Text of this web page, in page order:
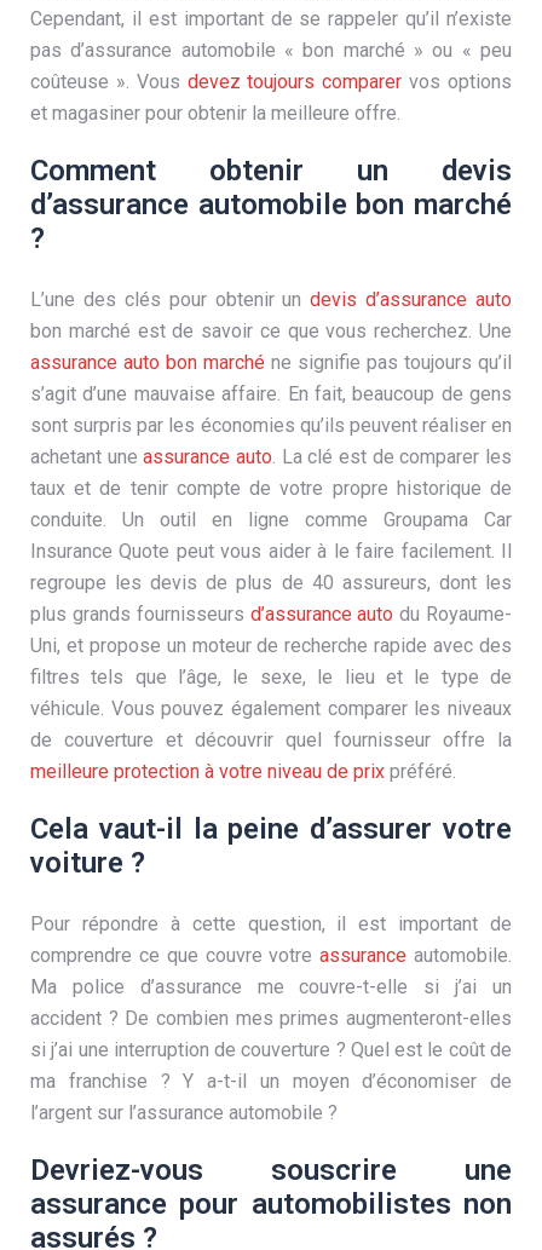
Cependant, il est important de se rappeler qu’il n’existe
pas d’assurance automobile « bon marché » ou « peu
coûteuse ». Vous devez toujours comparer vos options
et magasiner pour obtenir la meilleure offre.
Comment obtenir un devis
d’assurance automobile bon marché
?
L’une des clés pour obtenir undevis d’assurance auto
bon marché est de savoir ce que vous recherchez. Une
assurance auto bon marché ne signifie pas toujours qu’il
s’agit d’une mauvaise affaire. En fait, beaucoup de gens
sont surpris par les économies qu’ils peuvent réaliser en
achetant uneassurance auto. La clé est de comparer les
taux et de tenir compte de votre propre historique de
conduite. Un outil en ligne comme Groupama Car
Insurance Quote peut vous aider à le faire facilement. Il
regroupe les devis de plus de 40 assureurs, dont les
plus grands fournisseurs d’assurance auto du Royaume-
Uni, et propose un moteur de recherche rapide avec des
filtres tels que l’âge, le sexe, le lieu et le type de
véhicule. Vous pouvez également comparer les niveaux
de couverture et découvrir quel fournisseur offre la
meilleure protection à votre niveau de prix préféré.
Cela vaut-il la peine d’assurer votre
voiture ?
Pour répondre à cette question, il est important de
comprendre ce que couvre votreassurance automobile.
Ma police d’assurance me couvre-t-elle si j’ai un
accident ? De combien mes primes augmenteront-elles
si j’ai une interruption de couverture ? Quel est le coût de
ma franchise ? Y a-t-il un moyen d’économiser de
l’argent sur l’assurance automobile ?
Devriez-vous souscrire une
assurance pour automobilistes non
assurés ?